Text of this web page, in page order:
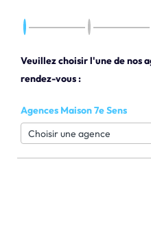
Veuillez choisir l'une de nos
rendez-vous :
Agences Maison 7e Sens